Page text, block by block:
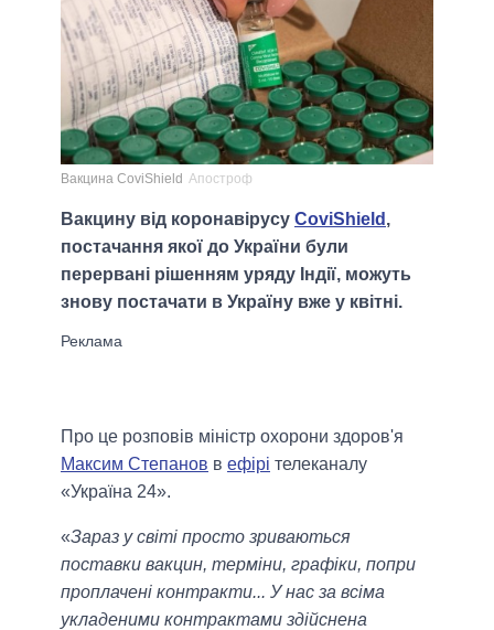
Вакцина CoviShield Апостроф
Вакцину від коронавірусу CoviShield ,
постачання якої до України були
перервані рішенням уряду Індії, можуть
знову постачати в Україну вже у квітні.
Про це розповів міністр охорони здоров'я
Максим Степанов в ефірі телеканалу
«Україна 24».
«Зараз у світі просто зриваються
поставки вакцин, терміни, графіки, попри
проплачені контракти... У нас за всіма
укладеними контрактами здійснена